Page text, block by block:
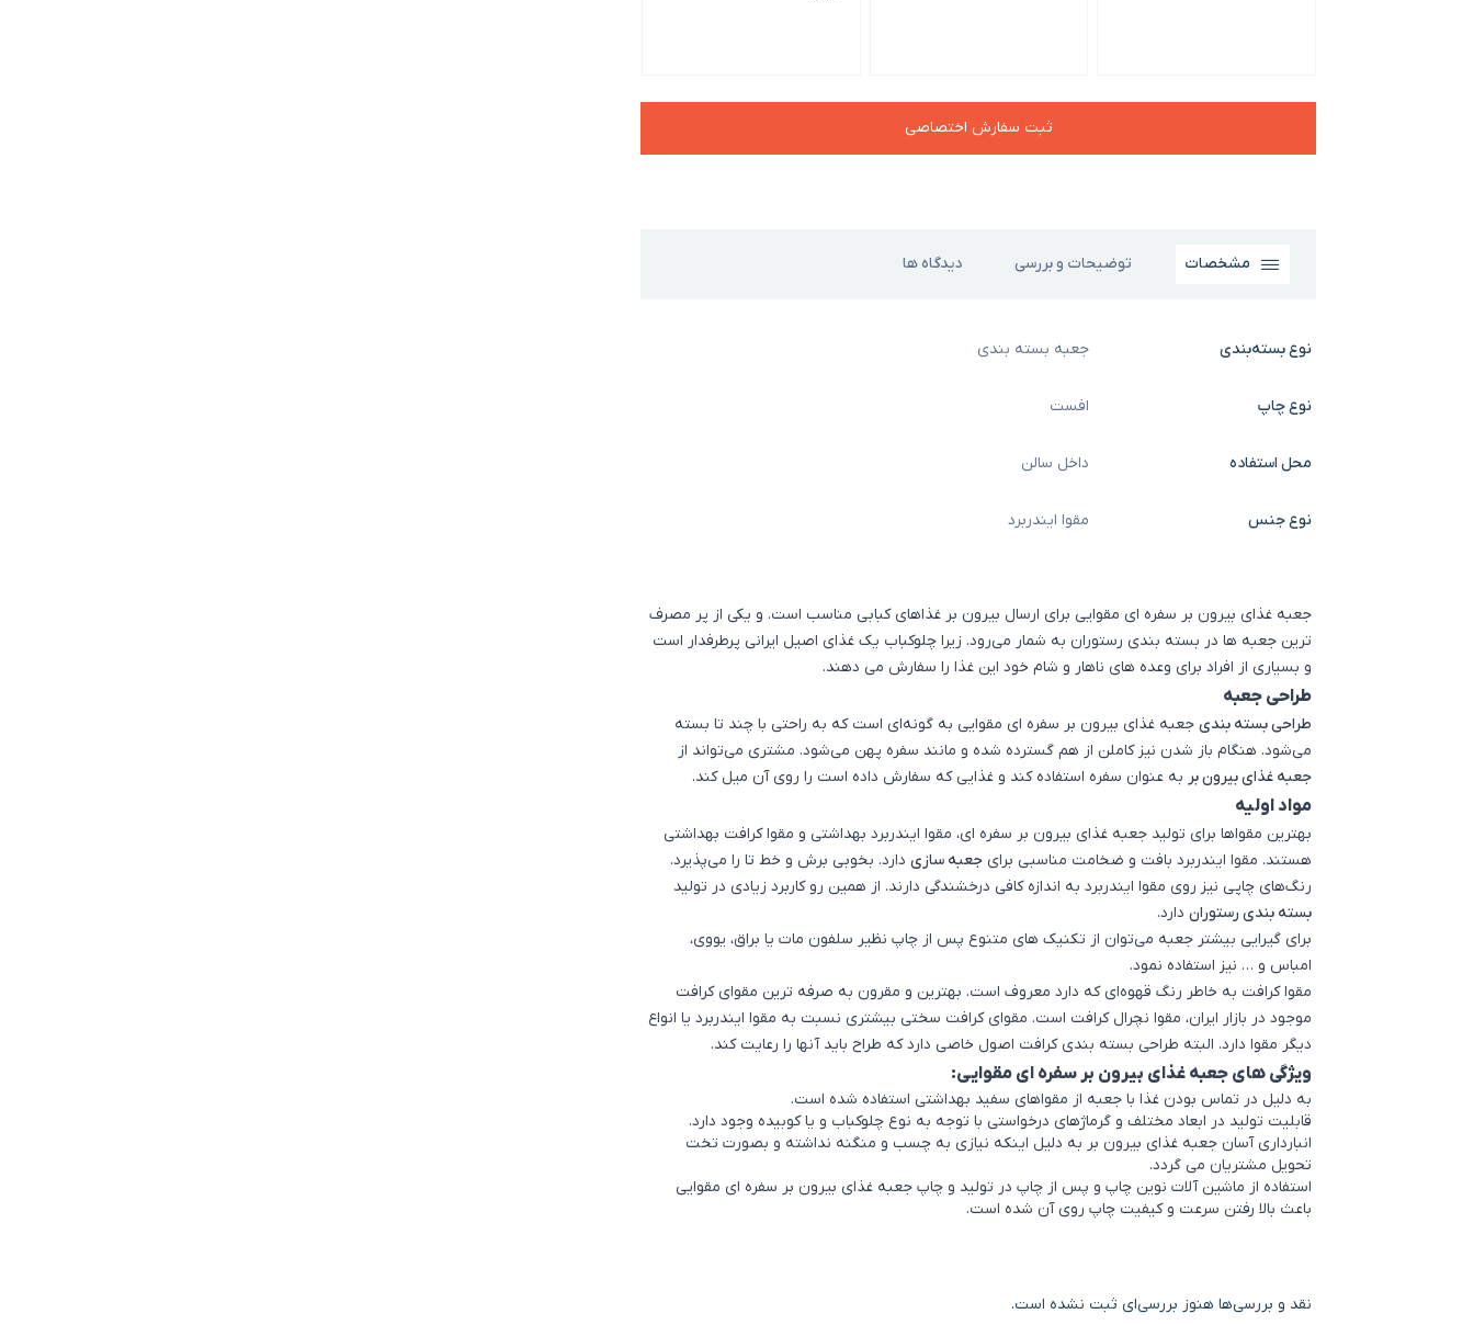
ثبت سفارش اختصاصی
مشخصات توضیحات و بررسی دیدگاه ها
نوع بسته‌بندی جعبه بسته بندی
نوع چاپ افست
محل استفاده داخل سالن
نوع جنس مقوا ایندربرد
جعبه غذای بیرون بر سفره ای مقوایی برای ارسال بیرون بر غذاهای کبابی مناسب است. و یکی از پر مصرف
ترین جعبه ها در بسته بندی رستوران به شمار می‌رود. زیرا چلوکباب یک غذای اصیل ایرانی پرطرفدار است
و بسیاری از افراد برای وعده های ناهار و شام خود این غذا را سفارش می دهند.
طراحی جعبه
طراحی بسته بندی جعبه غذای بیرون بر سفره ای مقوایی به گونه‌ای است که به راحتی با چند تا بسته
می‌شود. هنگام باز شدن نیز کاملن از هم گسترده شده و مانند سفره پهن می‌شود. مشتری می‌تواند از
جعبه غذای بیرون بر به عنوان سفره استفاده کند و غذایی که سفارش داده است را روی آن میل کند.
مواد اولیه
بهترین مقواها برای تولید جعبه غذای بیرون بر سفره ای، مقوا ایندربرد بهداشتی و مقوا کرافت بهداشتی
هستند. مقوا ایندربرد بافت و ضخامت مناسبی برای جعبه سازی دارد. بخوبی برش و خط تا را می‌پذیرد.
رنگ‌های چاپی نیز روی مقوا ایندربرد به اندازه کافی درخشندگی دارند. از همین رو کاربرد زیادی در تولید
بسته بندی رستوران دارد.
برای گیرایی بیشتر جعبه می‌توان از تکنیک های متنوع پس از چاپ نظیر سلفون مات یا براق، یووی،
امباس و … نیز استفاده نمود.
مقوا کرافت به خاطر رنگ قهوه‌ای که دارد معروف است. بهترین و مقرون به صرفه ترین مقوای کرافت
موجود در بازار ایران، مقوا نچرال کرافت است. مقوای کرافت سختی بیشتری نسبت به مقوا ایندربرد یا انواع
دیگر مقوا دارد. البته طراحی بسته بندی کرافت اصول خاصی دارد که طراح باید آنها را رعایت کند.
ویژگی های جعبه غذای بیرون بر سفره ای مقوایی:
به دلیل در تماس بودن غذا با جعبه از مقواهای سفید بهداشتی استفاده شده است.
قابلیت تولید در ابعاد مختلف و گرماژهای درخواستی با توجه به نوع چلوکباب و یا کوبیده وجود دارد.
انبارداری آسان جعبه غذای بیرون بر به دلیل اینکه نیازی به چسب و منگنه نداشته و بصورت تخت
تحویل مشتریان می گردد.
استفاده از ماشین آلات نوین چاپ و پس از چاپ در تولید و چاپ جعبه غذای بیرون بر سفره ای مقوایی
باعث بالا رفتن سرعت و کیفیت چاپ روی آن شده است.
نقد و بررسی‌ها هنوز بررسی‌ای ثبت نشده است.